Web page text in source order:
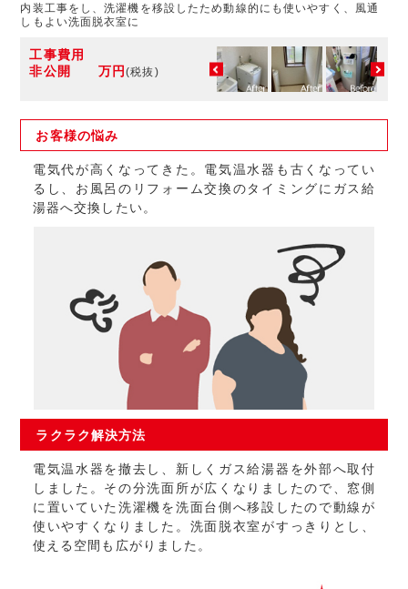
内装工事をし、洗濯機を移設したため動線的にも使いやすく、風通
しもよい洗面脱衣室に
工事費用
非公開 万円(税抜)
お客様の悩み
電気代が高くなってきた。電気温水器も古くなってい
るし、お風呂のリフォーム交換のタイミングにガス給
湯器へ交換したい。
ラクラク解決方法
電気温水器を撤去し、新しくガス給湯器を外部へ取付
しました。その分洗面所が広くなりましたので、窓側
に置いていた洗濯機を洗面台側へ移設したので動線が
使いやすくなりました。洗面脱衣室がすっきりとし、
使える空間も広がりました。